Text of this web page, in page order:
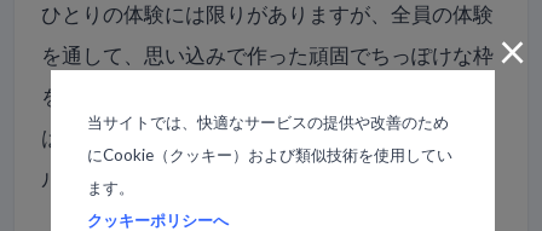
ひとりの体験には限りがありますが、全員の体験
を通して、思い込みで作った頑固でちっぽけな枠
を壊していくのです。 そのわずかな認識の変化
は、日常に大きな大きな影響を与えることをリア
ルに感じます。
×
当サイトでは、快適なサービスの提供や改善のため
にCookie（クッキー）および類似技術を使用してい
ます。
クッキーポリシーへ